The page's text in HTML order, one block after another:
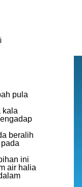
pula
kala
beralih
ini
air halia